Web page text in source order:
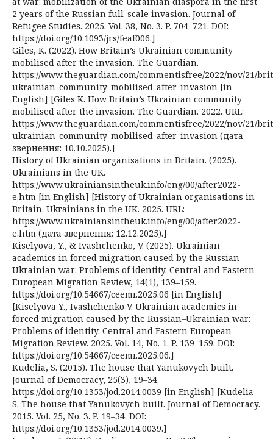
2 years of the Russian full-scale invasion. Journal of
Refugee Studies. 2025. Vol. 38, No. 3. P. 704–721. DOI:
https://doi.org/10.1093/jrs/feaf006.]
Giles, K. (2022). How Britain’s Ukrainian community
mobilised after the invasion. The Guardian.
https://www.theguardian.com/commentisfree/2022/nov/21/
ukrainian-community-mobilised-after-invasion [in
English] [Giles K. How Britain’s Ukrainian community
mobilised after the invasion. The Guardian. 2022. URL:
https://www.theguardian.com/commentisfree/2022/nov/21/
ukrainian-community-mobilised-after-invasion (дата
звернення: 10.10.2025).]
History of Ukrainian organisations in Britain. (2025).
Ukrainians in the UK.
https://www.ukrainiansintheuk.info/eng/00/after2022-
e.htm [in English] [History of Ukrainian organisations in
Britain. Ukrainians in the UK. 2025. URL:
https://www.ukrainiansintheuk.info/eng/00/after2022-
e.htm (дата звернення: 12.12.2025).]
Kiselyova, Y., & Ivashchenko, V. (2025). Ukrainian
academics in forced migration caused by the Russian–
Ukrainian war: Problems of identity. Central and Eastern
European Migration Review, 14(1), 139–159.
https://doi.org/10.54667/ceemr.2025.06 [in English]
[Kiselyova Y., Ivashchenko V. Ukrainian academics in
forced migration caused by the Russian–Ukrainian war:
Problems of identity. Central and Eastern European
Migration Review. 2025. Vol. 14, No. 1. P. 139–159. DOI:
https://doi.org/10.54667/ceemr.2025.06.]
Kudelia, S. (2015). The house that Yanukovych built.
Journal of Democracy, 25(3), 19–34.
https://doi.org/10.1353/jod.2014.0039 [in English] [Kudelia
S. The house that Yanukovych built. Journal of Democracy.
2015. Vol. 25, No. 3. P. 19–34. DOI:
https://doi.org/10.1353/jod.2014.0039.]